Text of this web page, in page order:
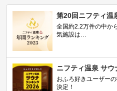
第20回ニフティ温
全国約2.2万件の中か
気施設は…
ニフティ温泉 サ
おふろ好きユーザー
決定！